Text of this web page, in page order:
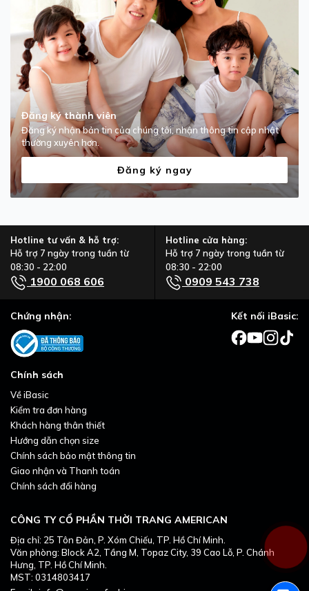
Đăng ký thành viên
Đăng ký nhận bản tin của chúng tôi, nhận thông tin cập nhật
thường xuyên hơn.
Đăng ký ngay
Hotline tư vấn & hỗ trợ:
Hỗ trợ 7 ngày trong tuần từ
08:30 - 22:00
1900 068 606
Hotline cửa hàng:
Hỗ trợ 7 ngày trong tuần từ
08:30 - 22:00
0909 543 738
CÔNG TY CỔ PHẦN THỜI TRANG AMERICAN
Địa chỉ: 25 Tôn Đản, P. Xóm Chiếu, TP. Hồ Chí Minh.
Văn phòng: Block A2, Tầng M, Topaz City, 39 Cao Lỗ, P. Chánh
Hưng, TP. Hồ Chí Minh.
MST: 0314803417
Chính sách
Về iBasic
Kiểm tra đơn hàng
Khách hàng thân thiết
Hướng dẫn chọn size
Chính sách bảo mật thông tin
Giao nhận và Thanh toán
Chính sách đổi hàng
Chứng nhận: Kết nối iBasic: